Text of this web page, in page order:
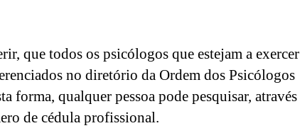
que todos os psicólogos que estejam a exercer
no diretório da Ordem dos Psicólogos
forma, qualquer pessoa pode pesquisar, através
de cédula profissional.